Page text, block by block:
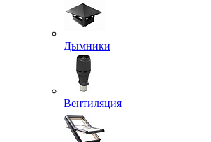
Дымники
Вентиляция